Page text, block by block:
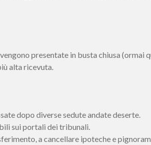
presentate in busta chiusa (ormai
alta ricevuta.
dopo diverse sedute andate deserte.
sui portali dei tribunali.
a cancellare ipoteche e